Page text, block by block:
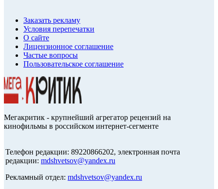
Заказать рекламу
Условия перепечатки
О сайте
Лицензионное соглашение
Частые вопросы
Пользовательское соглашение
Мегакритик - крупнейший агрегатор рецензий на
кинофильмы в российском интернет-сегменте
Телефон редакции: 89220866202, электронная почта
редакции: mdshvetsov@yandex.ru
Рекламный отдел: mdshvetsov@yandex.ru